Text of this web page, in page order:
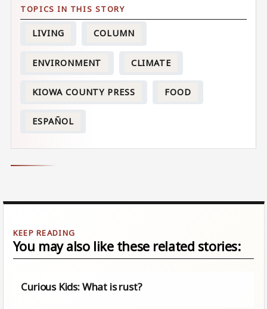
LIVING COLUMN
ENVIRONMENT CLIMATE
KIOWA COUNTY PRESS FOOD
ESPAÑOL
You may also like these related stories:
Curious Kids: What is rust?